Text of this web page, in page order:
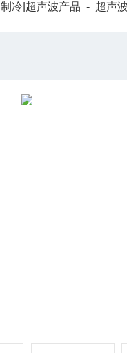
制冷|超声波产品 - 超声